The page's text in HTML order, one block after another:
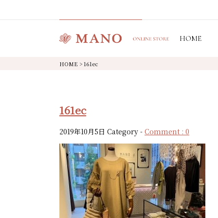
HOME
HOME >161ec
161ec
2019年10月5日 Category - Comment : 0